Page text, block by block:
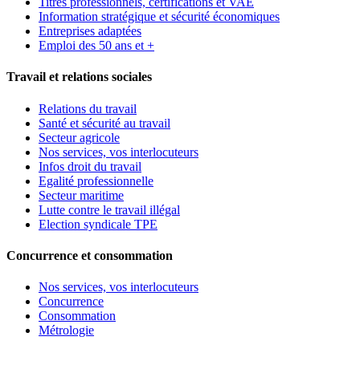
Information stratégique et sécurité économiques
Entreprises adaptées
Emploi des 50 ans et +
Travail et relations sociales
Relations du travail
Santé et sécurité au travail
Secteur agricole
Nos services, vos interlocuteurs
Infos droit du travail
Egalité professionnelle
Secteur maritime
Lutte contre le travail illégal
Election syndicale TPE
Concurrence et consommation
Nos services, vos interlocuteurs
Concurrence
Consommation
Métrologie